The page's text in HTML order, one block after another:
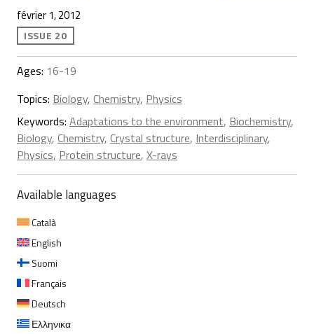
février 1, 2012
ISSUE 20
Ages: 16-19
Topics: Biology, Chemistry, Physics
Keywords: Adaptations to the environment, Biochemistry,
Biology, Chemistry, Crystal structure, Interdisciplinary,
Physics, Protein structure, X-rays
Available languages
Català
English
Suomi
Français
Deutsch
Ελληνικα